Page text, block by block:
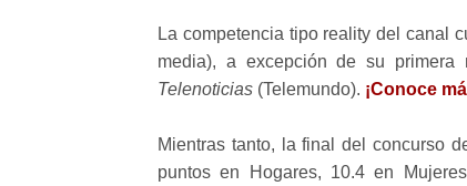
La competencia tipo reality del canal
media), a excepción de su
Telenoticias (Telemundo). ¡Conoce
Mientras tanto, la final del concurso
puntos en Hogares, 10.4 en